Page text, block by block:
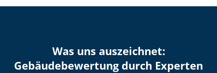
Was uns auszeichnet:
Ge­bäu­de­be­wer­tung durch Experten